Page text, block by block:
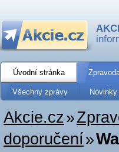
Úvodní stránka
Všechny zprávy
Akcie.cz»
doporučení»